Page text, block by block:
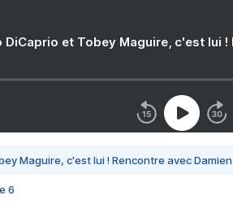
DiCaprio et Tobey Maguire, c'est lui
Maguire, c'est lui ! Rencontre avec
6